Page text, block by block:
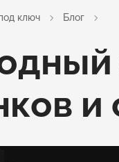
ключ Блог
и